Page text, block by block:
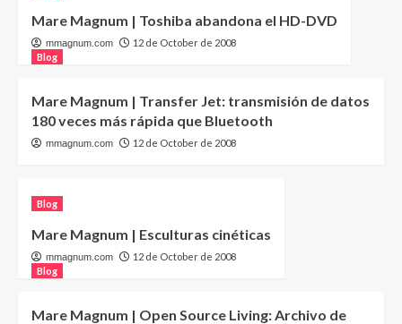
Mare Magnum | Toshiba abandona el HD-DVD
mmagnum.com
12 de October de 2008
Blog
Mare Magnum | Transfer Jet: transmisión de datos
180 veces más rápida que Bluetooth
mmagnum.com 12 de October de 2008
Blog
Mare Magnum | Esculturas cinéticas
mmagnum.com
12 de October de 2008
Blog
Mare Magnum | Open Source Living: Archivo de